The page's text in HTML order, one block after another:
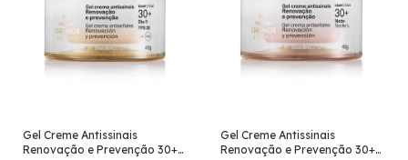
Gel Creme Antissinais
Renovação e Prevenção 30+
Gel Creme Antissinais
Renovação e Prevenção 30+